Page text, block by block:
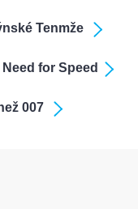
Tenmže
for Speed
007